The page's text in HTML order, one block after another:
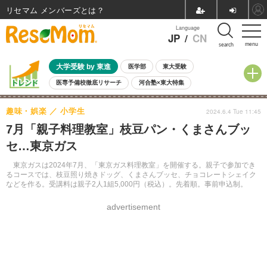
menu
Language
JP / CN search
大学受験 by 東進 医学部 東大受験
医専予備校徹底リサーチ 河合塾×東大特集
親子で考える大学選び 高校受験 中学受験 小学校受験
共通テスト 夏休み
8月開催イベント・WS 全国公立高校 過去問 人気記事
自由研究教材（小学生向け）
7月「親子料理教室」枝豆パン・くまさんブッ
セ…東京ガス
東京ガスは2024年7月、「東京ガス料理教室」を開催する。親子で参加でき
るコースでは、枝豆照り焼きドッグ、くまさんブッセ、チョコレートシェイク
などを作る。受講料は親子2人1組5,000円（税込）。先着順。事前申込制。
趣味・娯楽 小学生
advertisement
2024.6.4 Tue 11:45
リセマム メンバーズ